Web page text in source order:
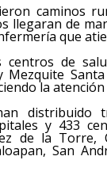
caminos
llegaran de
que
de
Mezquite
la
distribuido
y 433
de la Torre,
San